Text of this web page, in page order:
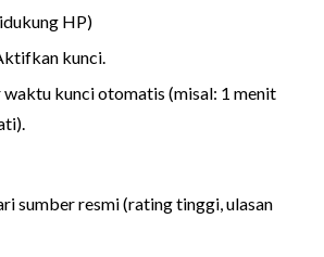
HP)
kunci.
kunci otomatis (misal: 1 menit
sumber resmi (rating tinggi, ulasan